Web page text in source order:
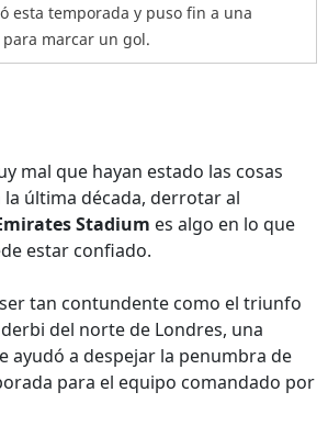
esta temporada y puso fin a una
marcar un gol.
mal que hayan estado las cosas
la última década, derrotar al
Stadium es algo en lo que
estar confiado.
tan contundente como el triunfo
del norte de Londres, una
ayudó a despejar la penumbra de
para el equipo comandado por